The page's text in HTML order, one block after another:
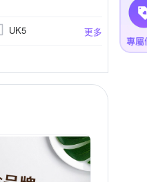
更多
UK5